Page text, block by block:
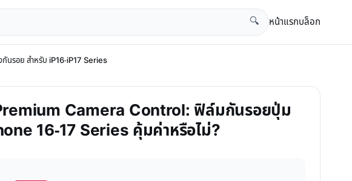
🔍 หน้าแรกบล็อก
รอย สำหรับ iP16-iP17 Series
Camera Control: ฟิล์มกันรอยปุ่ม
16-17 Series คุ้มค่าหรือไม่?